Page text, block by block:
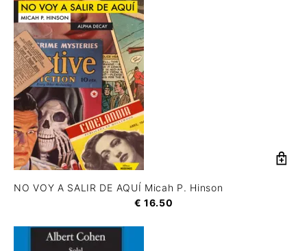
NO VOY A SALIR DE AQUÍ Micah P. Hinson
€ 16.50